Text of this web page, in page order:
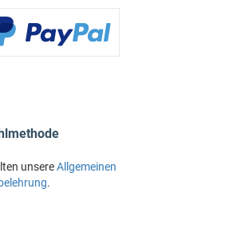
unsereAllgemeinen
.